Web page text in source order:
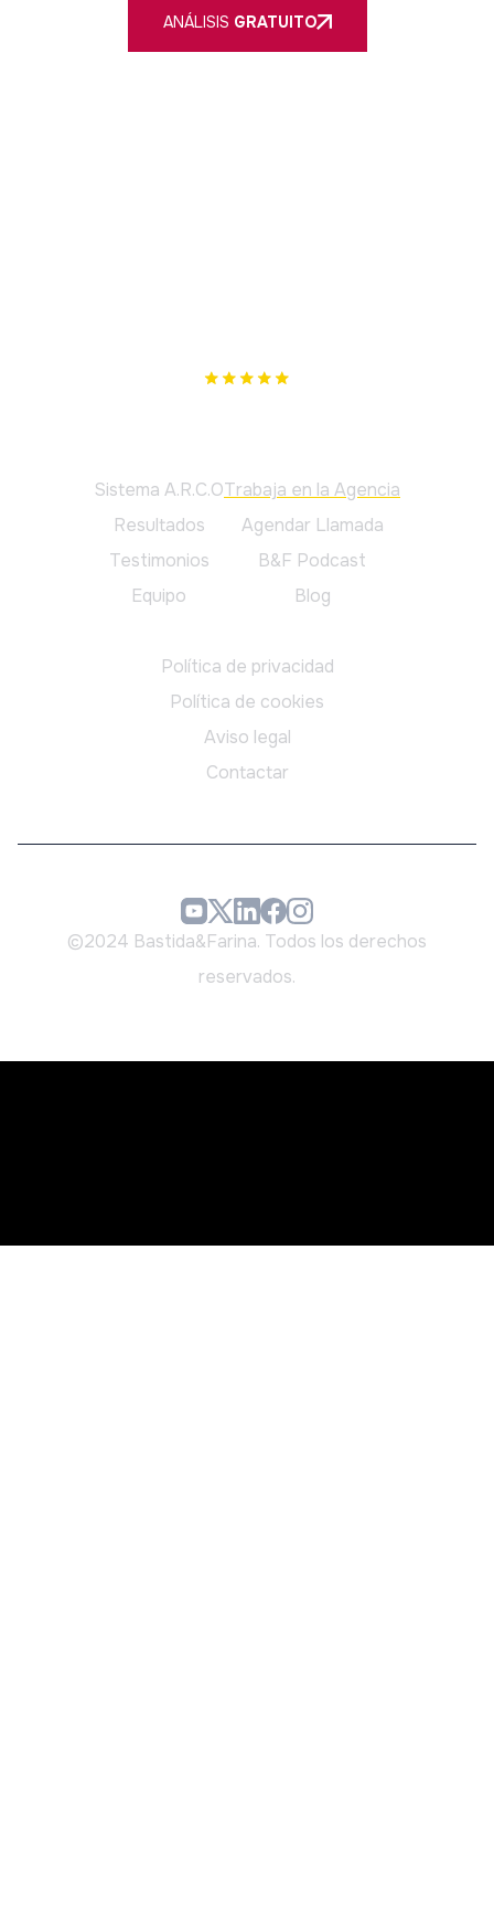
ANÁLISIS GRATUITO
Sistema A.R.C.O
Resultados
Testimonios
Equipo
Trabaja en la Agencia
Agendar Llamada
B&F Podcast
Blog
Política de privacidad
Política de cookies
Aviso legal
Contactar
©2024 Bastida&Farina. Todos los derechos
reservados.